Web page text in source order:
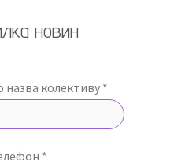
новин
назва колективу *
*